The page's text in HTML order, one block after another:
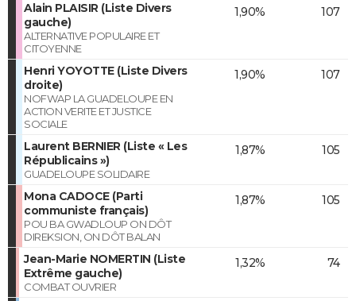
Alain PLAISIR (Liste Divers
gauche)
ALTERNATIVE POPULAIRE ET
CITOYENNE
1,90% 107
Henri YOYOTTE (Liste Divers
droite)
NOFWAP LA GUADELOUPE EN
ACTION VERITE ET JUSTICE
SOCIALE
1,90% 107
Laurent BERNIER (Liste « Les
Républicains »)
GUADELOUPE SOLIDAIRE
1,87% 105
Mona CADOCE (Parti
communiste français)
POU BA GWADLOUP ON DÔT
DIREKSION, ON DÔT BALAN
1,87% 105
Jean-Marie NOMERTIN (Liste
Extrême gauche)
COMBAT OUVRIER
1,32% 74